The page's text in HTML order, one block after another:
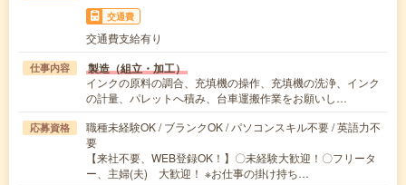
交通費
交通費支給有り
仕事内容 製造（組立・加工）
インクの原料の調合、充填機の操作、充填機の洗浄、インク
の計量、パレットへ積み、台車運搬作業をお願いし…
応募資格
職種未経験OK / ブランクOK / パソコンスキル不要 / 英語力不
要
【来社不要、WEB登録OK！】〇未経験大歓迎！〇フリータ
ー、主婦(夫) 大歓迎！ ※お仕事の掛け持ち…